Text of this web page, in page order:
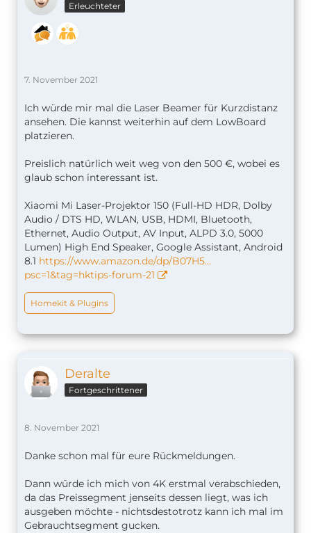
Erleuchteter
7. November 2021
Ich würde mir mal die Laser Beamer für Kurzdistanz
ansehen. Die kannst weiterhin auf dem LowBoard
platzieren.
Preislich natürlich weit weg von den 500 €, wobei es
glaub schon interessant ist.
Xiaomi Mi Laser-Projektor 150 (Full-HD HDR, Dolby
Audio / DTS HD, WLAN, USB, HDMI, Bluetooth,
Ethernet, Audio Output, AV Input, ALPD 3.0, 5000
Lumen) High End Speaker, Google Assistant, Android
8.1 https://www.amazon.de/dp/B07H5…
psc=1&tag=hktips-forum-21
Homekit & Plugins
Deralte
Fortgeschrittener
8. November 2021
Danke schon mal für eure Rückmeldungen.
Dann würde ich mich von 4K erstmal verabschieden,
da das Preissegment jenseits dessen liegt, was ich
ausgeben möchte - nichtsdestotrotz kann ich mal im
Gebrauchtsegment gucken.